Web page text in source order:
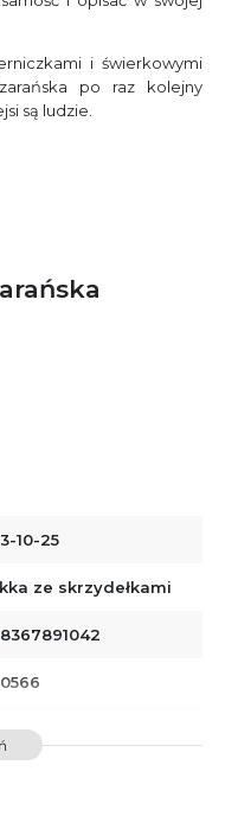
i świerkowymi
po raz kolejny
są ludzie.
10-25
ze skrzydełkami
Poznańskie
o.o.